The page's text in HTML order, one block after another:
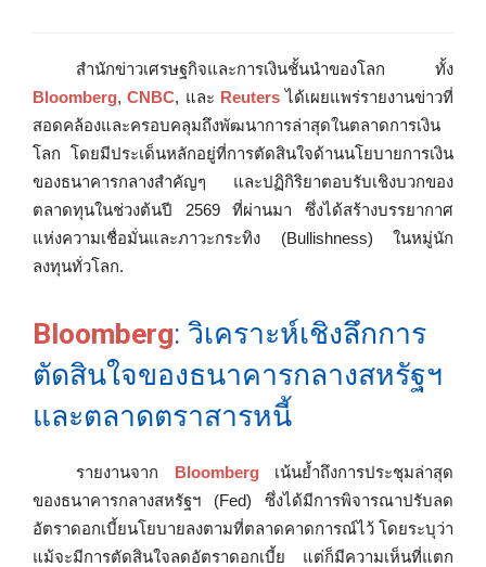
สำนักข่าวเศรษฐกิจและการเงินชั้นนำของโลก ทั้ง
Bloomberg,CNBC, และ Reutersได้เผยแพร่รายงานข่าวที่
สอดคล้องและครอบคลุมถึงพัฒนาการล่าสุดในตลาดการเงิน
โลก โดยมีประเด็นหลักอยู่ที่การตัดสินใจด้านนโยบายการเงิน
ของธนาคารกลางสำคัญๆ และปฏิกิริยาตอบรับเชิงบวกของ
ตลาดทุนในช่วงต้นปี 2569 ที่ผ่านมา ซึ่งได้สร้างบรรยากาศ
แห่งความเชื่อมั่นและภาวะกระทิง (Bullishness) ในหมู่นัก
ลงทุนทั่วโลก.
Bloomberg: วิเคราะห์เชิงลึกการ
ตัดสินใจของธนาคารกลางสหรัฐฯ
และตลาดตราสารหนี้
รายงานจาก Bloombergเน้นย้ำถึงการประชุมล่าสุด
ของธนาคารกลางสหรัฐฯ (Fed) ซึ่งได้มีการพิจารณาปรับลด
อัตราดอกเบี้ยนโยบายลงตามที่ตลาดคาดการณ์ไว้ โดยระบุว่า
แม้จะมีการตัดสินใจลดอัตราดอกเบี้ย แต่ก็มีความเห็นที่แตก